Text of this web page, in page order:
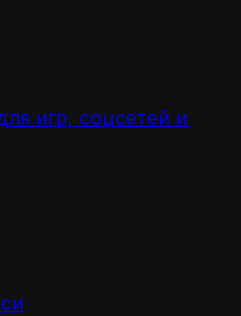
игр, соцсетей и